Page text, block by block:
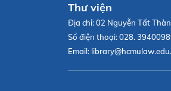
Thư viện
Địa chỉ:02 Nguyễn Tất
Số điện thoại:028.
Email: